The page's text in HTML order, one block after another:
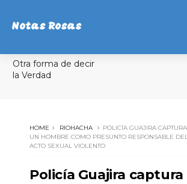
Notas Rosas
Otra forma de decir
la Verdad
HOME RIOHACHA
POLICÍA GUAJIRA
UN HOMBRE COMO PRESUNTO RESPONSABLE
ACTO SEXUAL VIOLENTO
Policía Guajira captura